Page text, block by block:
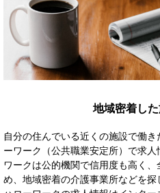
地域密着し
自分の住んでいる近くの施設で働
ーワーク（公共職業安定所）で求
ワークは公的機関で信用度も高く
め、地域密着の介護事業所などを探